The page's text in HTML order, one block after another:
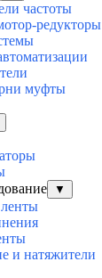
частоты
редукторы
муфты
▼
и натяжители